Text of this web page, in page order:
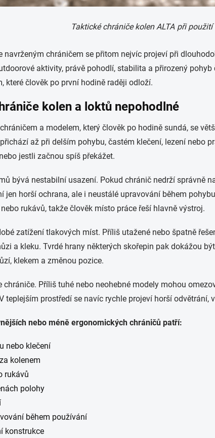
Taktické chrániče kolen ALTA při použití
navrženým chráničem se přitom nejvíc projeví při
aktivity, právě pohodlí, stabilita a přirozený
které člověk po první hodině raději odloží.
kolen a loktů nepohodlné
a modelem, který člověk po hodině sundá, se
až při delším pohybu, častém klečení, lezení nebo
jestli začnou spíš překážet.
bývá nestabilní usazení. Pokud chránič nedrží správně
jen horší ochrana, ale i neustálé upravování během
rukávů, takže člověk místo práce řeší hlavně výstroj.
zatížení tlakových míst. Příliš utažené nebo špatně
a kleku. Tvrdé hrany některých skořepin pak dokážou
klekem a změnou pozice.
Příliš tuhé nebo neohebné modely mohou
teplejším prostředí se navíc rychle projeví horší
nebo méně ergonomických chráničů patří:
nebo klečení
kolenem
rukávů
polohy
během používání
konstrukce